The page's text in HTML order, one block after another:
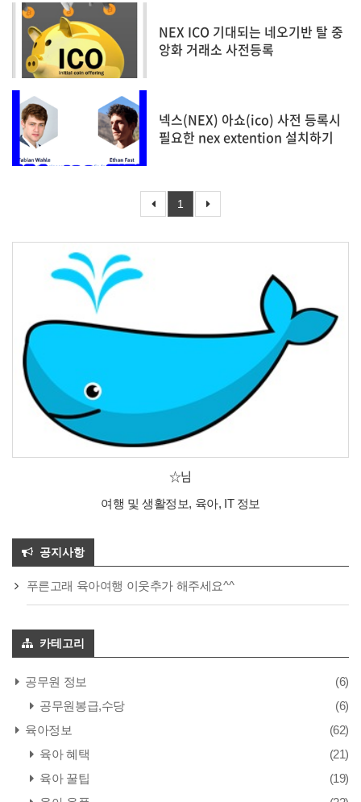
NEX ICO 기대되는 네오기반 탈 중
앙화 거래소 사전등록
넥스(NEX) 아쇼(ico) 사전 등록시
필요한 nex extention 설치하기
1
☆님
여행 및 생활정보, 육아, IT 정보
공지사항
푸른고래 육아여행 이웃추가 해주세요^^
카테고리
공무원 정보
(6)
공무원봉급,수당
(6)
육아정보
(62)
육아 혜택
(21)
육아 꿀팁
(19)